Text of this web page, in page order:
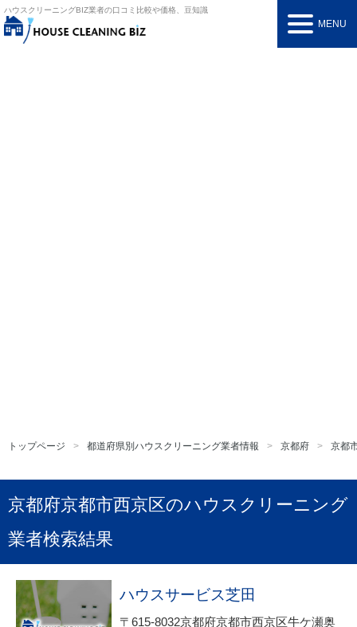
ハウスクリーニングBIZ業者の口コミ比較や価格、豆知識
MENU
トップページ 都道府県別ハウスクリーニング業者情報 京都府 京都
京都府京都市西京区のハウスクリーニング
業者検索結果
ハウスサービス芝田
〒615-8032京都府京都市西京区牛ケ瀬奥